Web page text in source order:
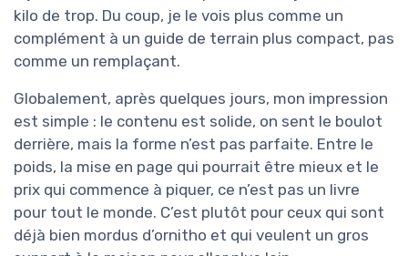
kilo de trop. Du coup, je le vois plus comme un
complément à un guide de terrain plus compact, pas
comme un remplaçant.
Globalement, après quelques jours, mon impression
est simple : le contenu est solide, on sent le boulot
derrière, mais la forme n’est pas parfaite. Entre le
poids, la mise en page qui pourrait être mieux et le
prix qui commence à piquer, ce n’est pas un livre
pour tout le monde. C’est plutôt pour ceux qui sont
déjà bien mordus d’ornitho et qui veulent un gros